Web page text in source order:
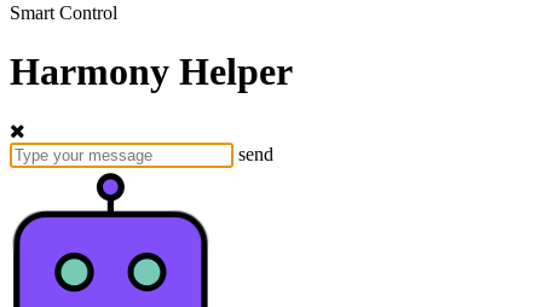
Smart Control
Harmony Helper
send